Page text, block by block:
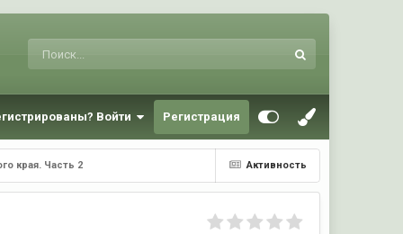
Войти Регистрация
Активность
края. Часть 2